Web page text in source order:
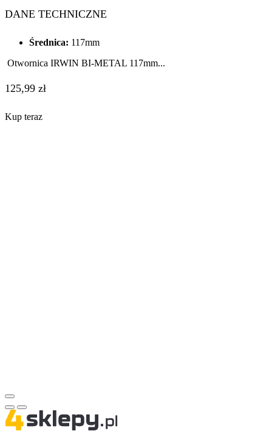
DANE TECHNICZNE
Średnica: 117mm
Otwornica IRWIN BI-METAL 117mm...
125,99 zł
Kup teraz